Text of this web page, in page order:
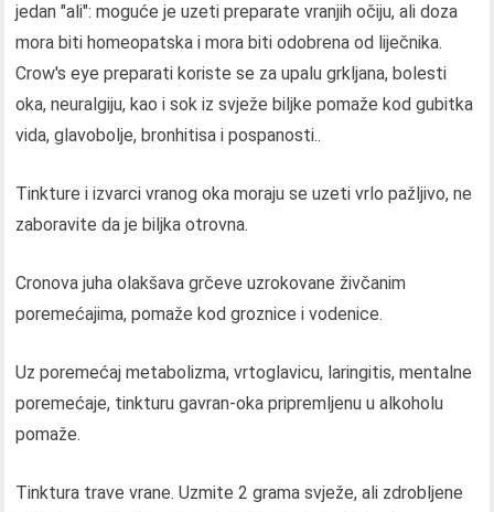
jedan "ali": moguće je uzeti preparate vranjih očiju, ali doza
mora biti homeopatska i mora biti odobrena od liječnika.
Crow's eye preparati koriste se za upalu grkljana, bolesti
oka, neuralgiju, kao i sok iz svježe biljke pomaže kod gubitka
vida, glavobolje, bronhitisa i pospanosti..
Tinkture i izvarci vranog oka moraju se uzeti vrlo pažljivo, ne
zaboravite da je biljka otrovna.
Cronova juha olakšava grčeve uzrokovane živčanim
poremećajima, pomaže kod groznice i vodenice.
Uz poremećaj metabolizma, vrtoglavicu, laringitis, mentalne
poremećaje, tinkturu gavran-oka pripremljenu u alkoholu
pomaže.
Tinktura trave vrane. Uzmite 2 grama svježe, ali zdrobljene